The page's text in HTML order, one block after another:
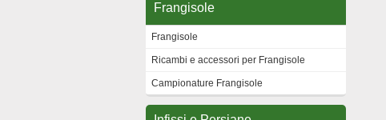
Frangisole
Frangisole
Ricambi e accessori per Frangisole
Campionature Frangisole